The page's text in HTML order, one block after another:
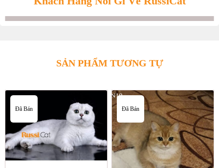
SẢN PHẨM TƯƠNG TỰ
Đã Bán Đã Bán